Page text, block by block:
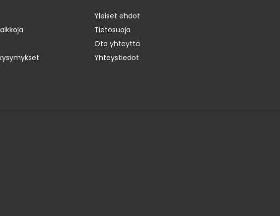
Yleiset ehdot
Tietosuoja
Ota yhteyttä
Yhteystiedot